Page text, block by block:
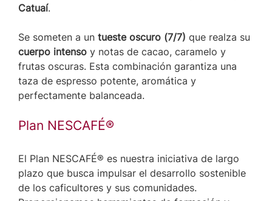
Catuaí.
Se someten a un tueste oscuro (7/7) que realza su
cuerpo intenso y notas de cacao, caramelo y
frutas oscuras. Esta combinación garantiza una
taza de espresso potente, aromática y
perfectamente balanceada.
Plan NESCAFÉ®
El Plan NESCAFÉ® es nuestra iniciativa de largo
plazo que busca impulsar el desarrollo sostenible
de los caficultores y sus comunidades.